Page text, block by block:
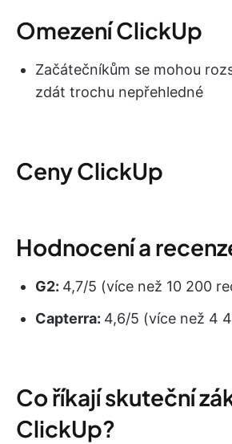
Omezení ClickUp
Začátečníkům se mohou
zdát trochu nepřehledné
Ceny ClickUp
Hodnocení a
G2: 4,7/5 (více než 10 200
Capterra: 4,6/5 (více než 4
Co říkají skuteční
ClickUp?